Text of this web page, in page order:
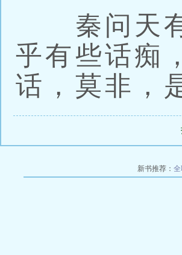
秦问天有
乎有些话痴
话，莫非，
新书推荐： 全